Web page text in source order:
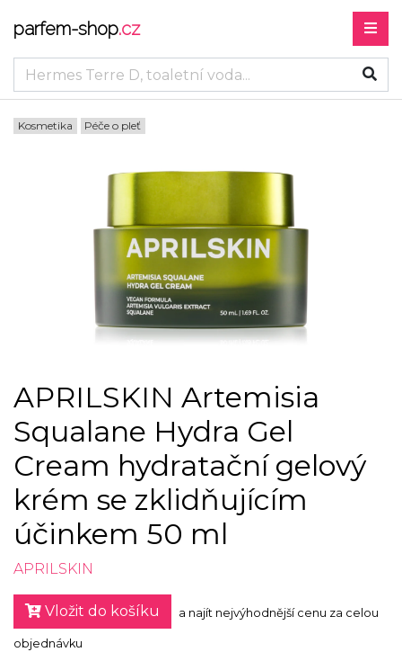
parfem-shop.cz
Kosmetika Péče o pleť
APRILSKIN Artemisia
Squalane Hydra Gel
Cream hydratační gelový
krém se zklidňujícím
účinkem 50 ml
APRILSKIN
Vložit do košíku a najít nejvýhodnější cenu za celou
objednávku